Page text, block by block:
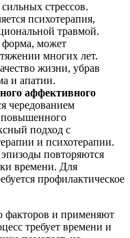
стрессов.
психотерапия,
травмой.
форма, может
многих лет.
жизни, убрав
и апатии.
аффективного
чередованием
повышенного
подход с
и психотерапии.
повторяются
времени. Для
профилактическое
факторов и применяют
требует времени и